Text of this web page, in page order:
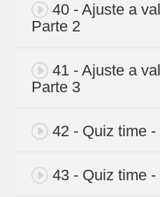
40 - Ajuste a
Parte 2
41 - Ajuste a
Parte 3
42 - Quiz time
43 - Quiz time